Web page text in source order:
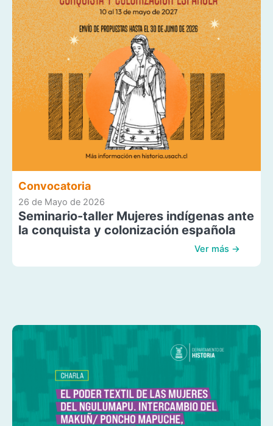
Convocatoria
26 de Mayo de 2026
Seminario-taller Mujeres indígenas ante
la conquista y colonización española
Ver más →